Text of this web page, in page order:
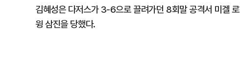
김혜성은 다저스가 3-6으로 끌려가던 8회말 공격서 미겔
윙 삼진을 당했다.